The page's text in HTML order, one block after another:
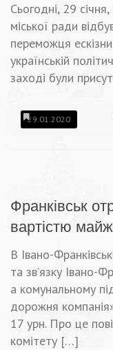
Сьогодні, 29
міської ради
переможця
українській
заході були
29.01.2020
Франківськ
вартістю
В Івано-
та зв’язку Івано-
а комунальному
дорожня
17 урн. Про це
комітету […]